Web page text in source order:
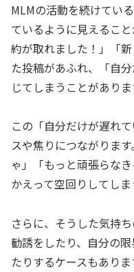
MLMの活動を続けてい
ているように見えるこ
約が取れました！」「
た投稿があふれ、「自
じてしまうことがありま
この「自分だけが遅れ
スや焦りにつながりま
ゃ」「もっと頑張らな
かえって空回りしてしま
さらに、そうした気持
勧誘をしたり、自分の
たりするケースもあり